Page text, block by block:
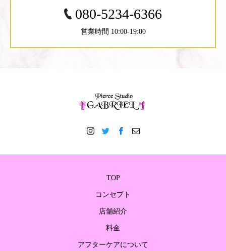
080-5234-6366
営業時間 10:00-19:00
TOP
コンセプト
店舗紹介
料金
アフターケアについて